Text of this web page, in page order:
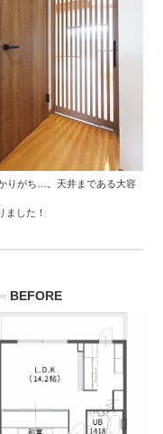
りがち…。天井まである大容
ました！
BEFORE